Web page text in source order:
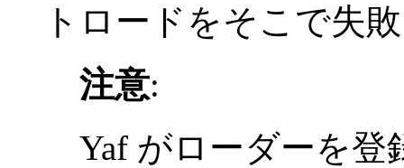
トロードをそこで失
注意:
Yaf がローダーを